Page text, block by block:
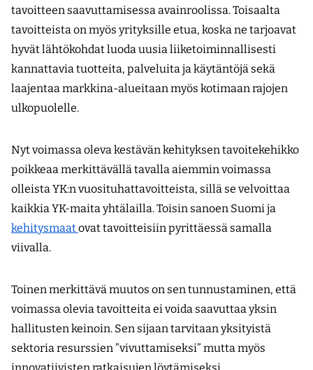
tavoitteen saavuttamisessa avainroolissa. Toisaalta
tavoitteista on myös yrityksille etua, koska ne tarjoavat
hyvät lähtökohdat luoda uusia liiketoiminnallisesti
kannattavia tuotteita, palveluita ja käytäntöjä sekä
laajentaa markkina-alueitaan myös kotimaan rajojen
ulkopuolelle.
Nyt voimassa oleva kestävän kehityksen tavoitekehikko
poikkeaa merkittävällä tavalla aiemmin voimassa
olleista YK:n vuosituhat­tavoitteista, sillä se velvoittaa
kaikkia YK-maita yhtälailla. Toisin sanoen Suomi ja
kehitysmaatovat tavoitteisiin pyrittäessä samalla
viivalla.
Toinen merkittävä muutos on sen tunnustaminen, että
voimassa olevia tavoitteita ei voida saavuttaa yksin
hallitusten keinoin. Sen sijaan tarvitaan yksityistä
sektoria resurssien ”vivuttamiseksi” mutta myös